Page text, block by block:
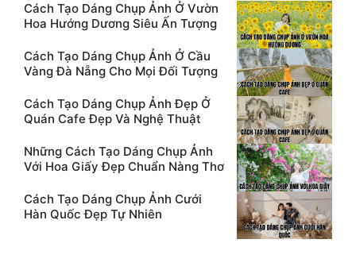
Cách Tạo Dáng Chụp Ảnh Ở Vườn
Hoa Hướng Dương Siêu Ấn Tượng
Cách Tạo Dáng Chụp Ảnh Ở Cầu
Vàng Đà Nẵng Cho Mọi Đối Tượng
Cách Tạo Dáng Chụp Ảnh Đẹp Ở
Quán Cafe Đẹp Và Nghệ Thuật
Những Cách Tạo Dáng Chụp Ảnh
Với Hoa Giấy Đẹp Chuẩn Nàng Thơ
Cách Tạo Dáng Chụp Ảnh Cưới
Hàn Quốc Đẹp Tự Nhiên